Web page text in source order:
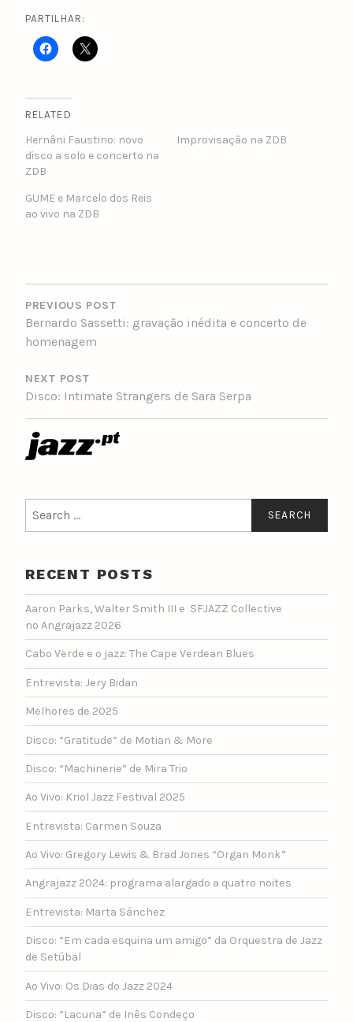
PARTILHAR:
RELATED
Hernâni Faustino: novo
disco a solo e concerto na
ZDB
Improvisação na ZDB
GUME e Marcelo dos Reis
ao vivo na ZDB
POST
NAVIGATION
PREVIOUS POST
Bernardo Sassetti: gravação inédita e concerto de
homenagem
NEXT POST
Disco: Intimate Strangers de Sara Serpa
for:
RECENT POSTS
Aaron Parks, Walter Smith III e SFJAZZ Collective
no Angrajazz 2026
Cabo Verde e o jazz: The Cape Verdean Blues
Entrevista: Jery Bidan
Melhores de 2025
Disco: “Gratitude” de Motian & More
Disco: “Machinerie” de Mira Trio
Ao Vivo: Kriol Jazz Festival 2025
Entrevista: Carmen Souza
Ao Vivo: Gregory Lewis & Brad Jones “Organ Monk”
Angrajazz 2024: programa alargado a quatro noites
Entrevista: Marta Sánchez
Disco: “Em cada esquina um amigo” da Orquestra de Jazz
de Setúbal
Ao Vivo: Os Dias do Jazz 2024
Disco: “Lacuna” de Inês Condeço